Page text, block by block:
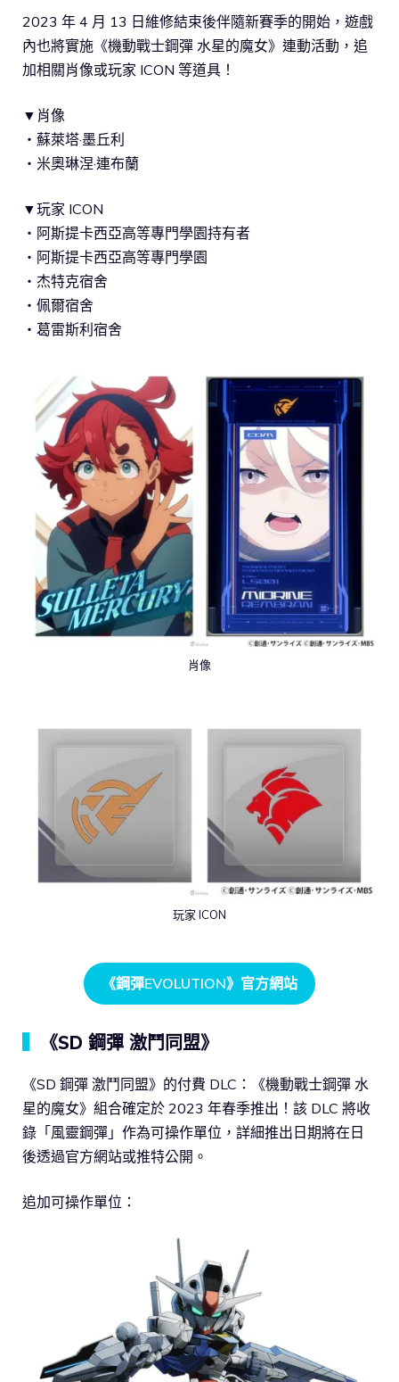
2023 年 4 月 13 日維修結束後伴隨新賽季的開始，遊戲
內也將實施《機動戰士鋼彈 水星的魔女》連動活動，追
加相關肖像或玩家 ICON 等道具！
▼肖像
・蘇萊塔·墨丘利
・米奧琳涅·連布蘭
▼玩家 ICON
・阿斯提卡西亞高等專門學園持有者
・阿斯提卡西亞高等專門學園
・杰特克宿舍
・佩爾宿舍
・葛雷斯利宿舍
肖像
玩家 ICON
《鋼彈EVOLUTION》官方網站
《SD 鋼彈 激鬥同盟》
《SD 鋼彈 激鬥同盟》的付費 DLC：《機動戰士鋼彈 水
星的魔女》組合確定於 2023 年春季推出！該 DLC 將收
錄「風靈鋼彈」作為可操作單位，詳細推出日期將在日
後透過官方網站或推特公開。
追加可操作單位：